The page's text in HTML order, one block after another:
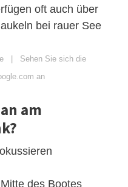
oft auch über
bei rauer See
Sehen Sie sich die
an
am
des Bootes